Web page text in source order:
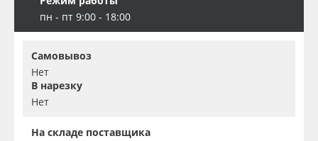
пн - пт 9:00 - 18:00
Самовывоз
Нет
В нарезку
Нет
На складе поставщика